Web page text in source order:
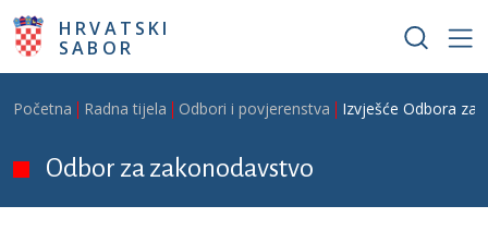
Skoči na glavni sadržaj
HRVATSKI
SABOR
Breadcrumb
Početna Radna tijela Odbori i povjerenstva Izvješće Odbora za
Odbor za zakonodavstvo